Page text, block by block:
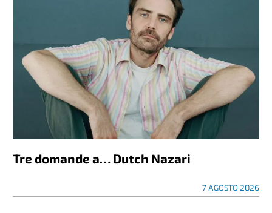
Tre domande a… Dutch Nazari
7 AGOSTO 2026